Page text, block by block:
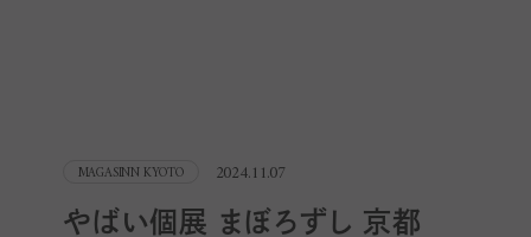
MAGASINN KYOTO 2024.11.07
やばい個展 まぼろずし 京都